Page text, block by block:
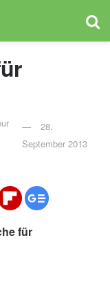
28.
September 2013
für